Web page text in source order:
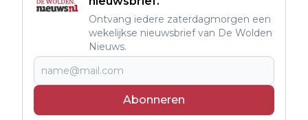
Ontvang iedere zaterdagmorgen een
wekelijkse nieuwsbrief van De Wolden
Nieuws.
Abonneren